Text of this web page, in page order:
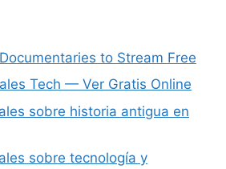
to Stream Free
Tech — Ver Gratis Online
sobre historia antigua en
sobre tecnología y